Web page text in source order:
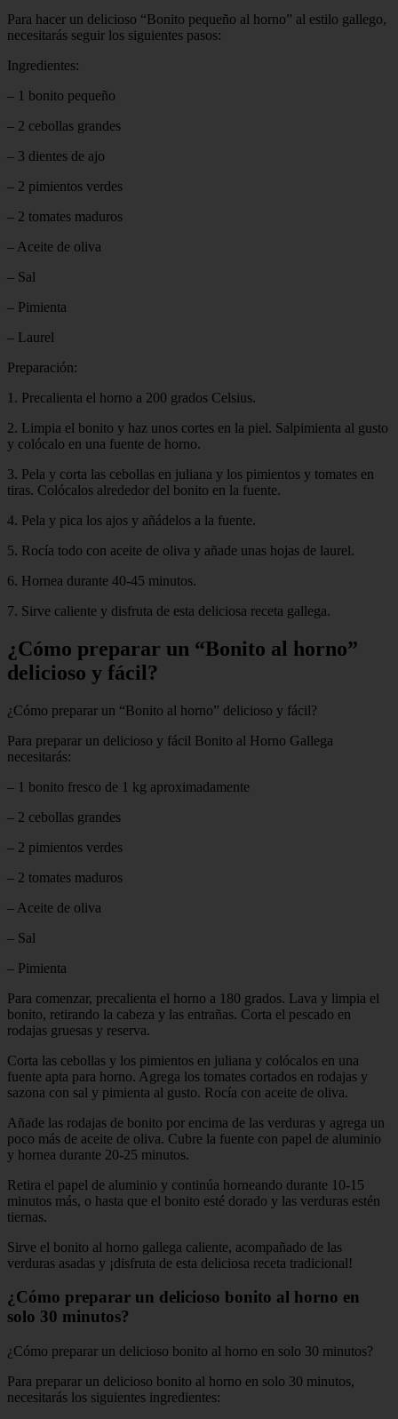
Para hacer un delicioso “Bonito pequeño al horno” al estilo gallego,
necesitarás seguir los siguientes pasos:
Ingredientes:
– 1 bonito pequeño
– 2 cebollas grandes
– 3 dientes de ajo
– 2 pimientos verdes
– 2 tomates maduros
– Aceite de oliva
– Sal
– Pimienta
– Laurel
Preparación:
1. Precalienta el horno a 200 grados Celsius.
2. Limpia el bonito y haz unos cortes en la piel. Salpimienta al gusto
y colócalo en una fuente de horno.
3. Pela y corta las cebollas en juliana y los pimientos y tomates en
tiras. Colócalos alrededor del bonito en la fuente.
4. Pela y pica los ajos y añádelos a la fuente.
5. Rocía todo con aceite de oliva y añade unas hojas de laurel.
6. Hornea durante 40-45 minutos.
7. Sirve caliente y disfruta de esta deliciosa receta gallega.
¿Cómo preparar un “Bonito al horno”
delicioso y fácil?
¿Cómo preparar un “Bonito al horno” delicioso y fácil?
Para preparar un delicioso y fácil Bonito al Horno Gallega
necesitarás:
– 1 bonito fresco de 1 kg aproximadamente
– 2 cebollas grandes
– 2 pimientos verdes
– 2 tomates maduros
– Aceite de oliva
– Sal
– Pimienta
Para comenzar, precalienta el horno a 180 grados. Lava y limpia el
bonito, retirando la cabeza y las entrañas. Corta el pescado en
rodajas gruesas y reserva.
Corta las cebollas y los pimientos en juliana y colócalos en una
fuente apta para horno. Agrega los tomates cortados en rodajas y
sazona con sal y pimienta al gusto. Rocía con aceite de oliva.
Añade las rodajas de bonito por encima de las verduras y agrega un
poco más de aceite de oliva. Cubre la fuente con papel de aluminio
y hornea durante 20-25 minutos.
Retira el papel de aluminio y continúa horneando durante 10-15
minutos más, o hasta que el bonito esté dorado y las verduras estén
tiernas.
Sirve el bonito al horno gallega caliente, acompañado de las
verduras asadas y ¡disfruta de esta deliciosa receta tradicional!
¿Cómo preparar un delicioso bonito al horno en
solo 30 minutos?
¿Cómo preparar un delicioso bonito al horno en solo 30 minutos?
Para preparar un delicioso bonito al horno en solo 30 minutos,
necesitarás los siguientes ingredientes: